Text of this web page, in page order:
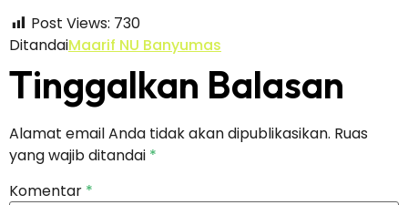
Post Views: 730
DitandaiMaarif NU Banyumas
Tinggalkan Balasan
Alamat email Anda tidak akan dipublikasikan. Ruas
yang wajib ditandai *
Komentar *